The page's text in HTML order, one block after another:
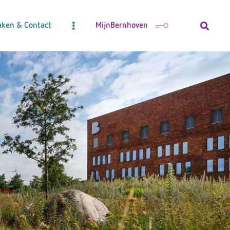
& Contact MijnBernhoven